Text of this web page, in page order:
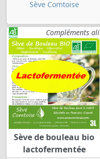
Sève Comtoise
Compléments ali
Sève de bouleau bio
lactofermentée